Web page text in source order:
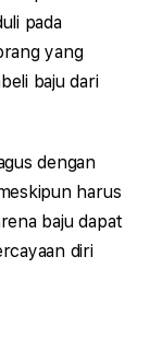
pada
yang
baju dari
dengan
harus
baju dapat
diri